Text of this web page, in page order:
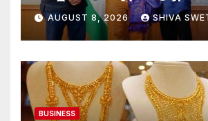
AUGUST 8, 2026 SHIVA
BUSINESS